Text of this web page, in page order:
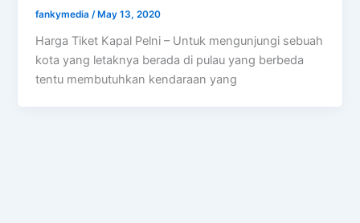
fankymedia/ May 13, 2020
Harga Tiket Kapal Pelni – Untuk mengunjungi sebuah
kota yang letaknya berada di pulau yang berbeda
tentu membutuhkan kendaraan yang